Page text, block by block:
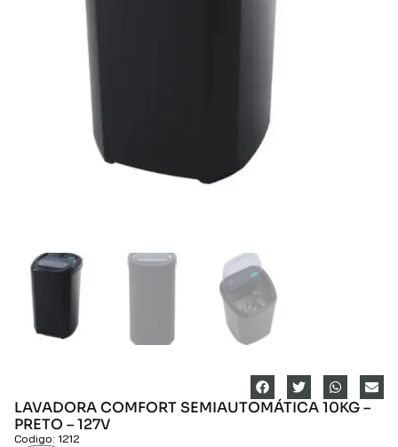
LAVADORA COMFORT SEMIAUTOMÁTICA 10KG –
PRETO – 127V
Codigo: 1212